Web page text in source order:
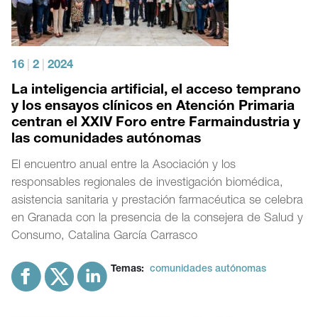
16 2 2024
La inteligencia artificial, el acceso temprano
y los ensayos clínicos en Atención Primaria
centran el XXIV Foro entre Farmaindustria y
las comunidades autónomas
El encuentro anual entre la Asociación y los
responsables regionales de investigación biomédica,
asistencia sanitaria y prestación farmacéutica se celebra
en Granada con la presencia de la consejera de Salud y
Consumo, Catalina García Carrasco
Temas: comunidades autónomas